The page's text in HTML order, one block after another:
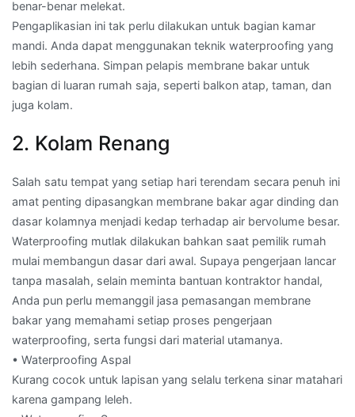
benar-benar melekat.
Pengaplikasian ini tak perlu dilakukan untuk bagian kamar
mandi. Anda dapat menggunakan teknik waterproofing yang
lebih sederhana. Simpan pelapis membrane bakar untuk
bagian di luaran rumah saja, seperti balkon atap, taman, dan
juga kolam.
2. Kolam Renang
Salah satu tempat yang setiap hari terendam secara penuh ini
amat penting dipasangkan membrane bakar agar dinding dan
dasar kolamnya menjadi kedap terhadap air bervolume besar.
Waterproofing mutlak dilakukan bahkan saat pemilik rumah
mulai membangun dasar dari awal. Supaya pengerjaan lancar
tanpa masalah, selain meminta bantuan kontraktor handal,
Anda pun perlu memanggil jasa pemasangan membrane
bakar yang memahami setiap proses pengerjaan
waterproofing, serta fungsi dari material utamanya.
• Waterproofing Aspal
Kurang cocok untuk lapisan yang selalu terkena sinar matahari
karena gampang leleh.